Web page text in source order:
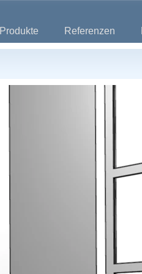
Produkte Referenzen